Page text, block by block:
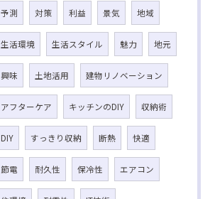
予測 対策 利益 景気 地域
生活環境 生活スタイル 魅力 地元
興味 土地活用 建物リノベーション
アフターケア キッチンのDIY 収納術
DIY すっきり収納 断熱 快適
節電 耐久性 保冷性 エアコン